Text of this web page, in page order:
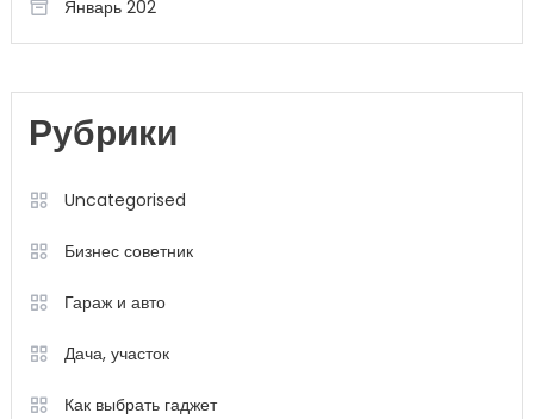
Январь 202
Рубрики
Uncategorised
Бизнес советник
Гараж и авто
Дача, участок
Как выбрать гаджет